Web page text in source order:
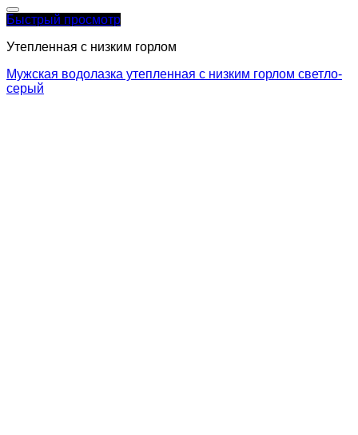
Быстрый просмотр
Утепленная с низким горлом
Мужская водолазка утепленная с низким горлом светло-
серый